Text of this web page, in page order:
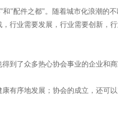
"配件之都"。随着城市化浪潮的
行业需要发展，行业需要创新
了众多热心协会事业的企业和商
有序地发展；协会的成立，还可